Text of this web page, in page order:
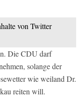
von Twitter
Die CDU darf
solange der
wie weiland Dr.
reiten will.